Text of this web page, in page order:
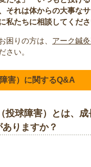
それは体からの大事な
私たちに相談してくださ
困りの方は、 アーク鍼
さい。
害）に関するQ&A
投球障害）とは、成
りますか？